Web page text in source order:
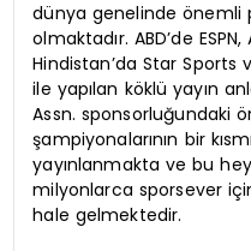
dünya genelinde önemli
olmaktadır. ABD’de
Hindistan’da Star Sports
ile yapılan köklü yayın
Assn. sponsorluğundaki
şampiyonalarının bir
yayınlanmakta ve bu
milyonlarca sporsever
hale gelmektedir.